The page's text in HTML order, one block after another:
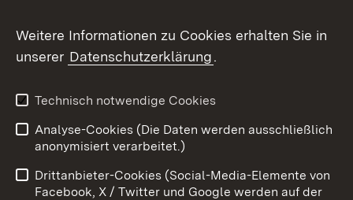
Social Wall
X / Twitter
Youtube
Benutzungshinweise
Barrierefreiheit
Weitere Informationen zu Cookies erhalten Sie in
unserer Datenschutzerklärung.
Technisch notwendige Cookies
Analyse-Cookies (Die Daten werden ausschließlich
anonymisiert verarbeitet.)
Drittanbieter-Cookies (Social-Media-Elemente von
Facebook, X / Twitter und Google werden auf der